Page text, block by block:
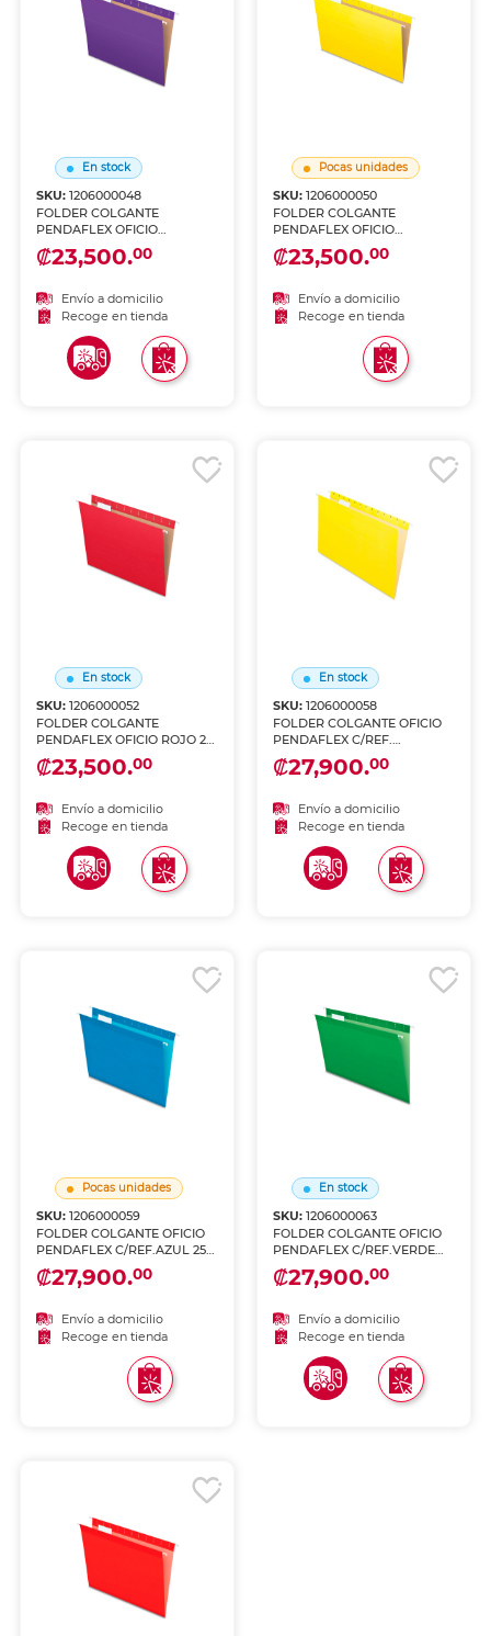
En stock
SKU:1206000048
FOLDER COLGANTE
PENDAFLEX OFICIO
MORADO 25 U
₡23,500.00
Envío a domicilio
Recoge en tienda
Pocas unidades
SKU: 1206000050
FOLDER COLGANTE
PENDAFLEX OFICIO
AMARILLO 25 U
₡23,500.00
Envío a domicilio
Recoge en tienda
En stock
SKU:1206000052
FOLDER COLGANTE
PENDAFLEX OFICIO ROJO 25
U
₡23,500.00
Envío a domicilio
Recoge en tienda
En stock
SKU: 1206000058
FOLDER COLGANTE OFICIO
PENDAFLEX C/REF.
AMARILLO 25 U
₡27,900.00
Envío a domicilio
Recoge en tienda
Pocas unidades
SKU:1206000059
FOLDER COLGANTE OFICIO
PENDAFLEX C/REF.AZUL 25
U
₡27,900.00
Envío a domicilio
Recoge en tienda
En stock
SKU: 1206000063
FOLDER COLGANTE OFICIO
PENDAFLEX C/REF.VERDE
BRILLANTE 25 U
₡27,900.00
Envío a domicilio
Recoge en tienda